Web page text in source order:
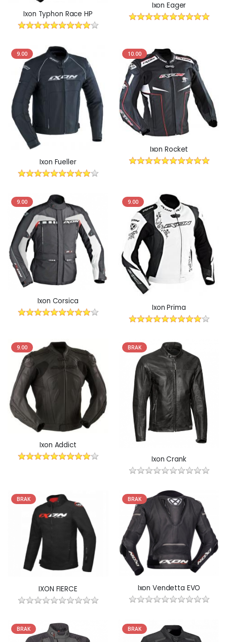
Ixon Typhon Race HP
Ixon Eager
9.00
Ixon Fueller
10.00
Ixon Rocket
9.00
Ixon Corsica
9.00
Ixon Prima
9.00
Ixon Addict
BRAK
Ixon Crank
BRAK
IXON FIERCE
BRAK
Ixon Vendetta EVO
BRAK BRAK